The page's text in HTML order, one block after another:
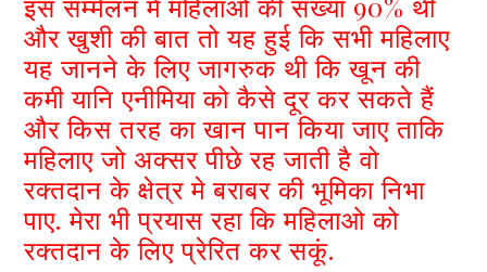
और खुशी की बात तो यह हुई कि सभी महिलाए
यह जानने के लिए जागरुक थी कि खून की
कमी यानि एनीमिया को कैसे दूर कर सकते हैं
और किस तरह का खान पान किया जाए ताकि
महिलाए जो अक्सर पीछे रह जाती है वो
रक्तदान के क्षेत्र मे बराबर की भूमिका निभा
पाए. मेरा भी प्रयास रहा कि महिलाओ को
रक्तदान के लिए प्रेरित कर सकूं.